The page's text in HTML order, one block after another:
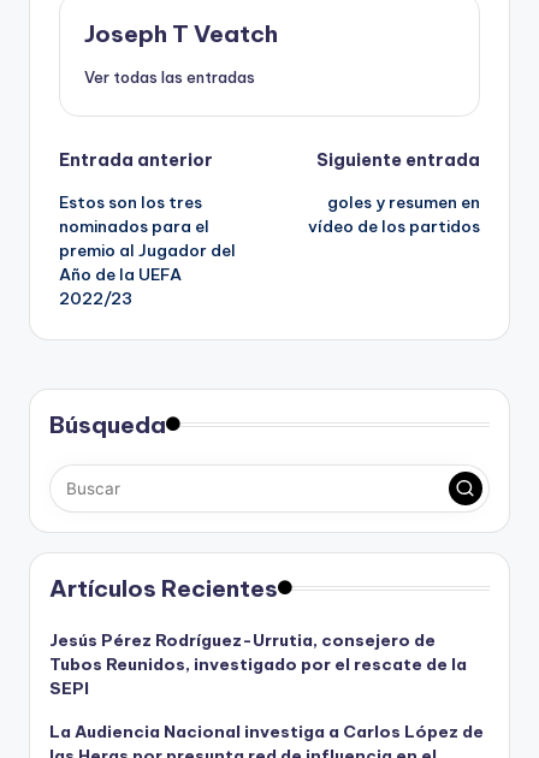
Joseph T Veatch
Ver todas las entradas
Navegación
de
entradas
Entrada anterior
Estos son los tres
nominados para el
premio al Jugador del
Año de la UEFA
2022/23
Siguiente entrada
goles y resumen en
vídeo de los partidos
Búsqueda
Artículos Recientes
Jesús Pérez Rodríguez-Urrutia, consejero de
Tubos Reunidos, investigado por el rescate de la
SEPI
La Audiencia Nacional investiga a Carlos López de